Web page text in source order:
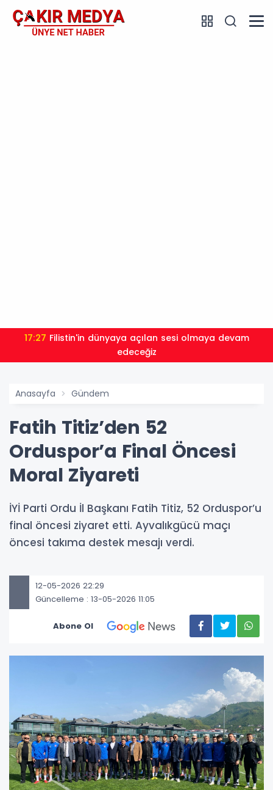
17:27
edeceğiz
Anasayfa Gündem
Fatih Titiz’den 52
Orduspor’a Final Öncesi
Moral Ziyareti
İYİ Parti Ordu İl Başkanı Fatih Titiz, 52 Orduspor’u
final öncesi ziyaret etti. Ayvalıkgücü maçı
öncesi takıma destek mesajı verdi.
12-05-2026 22:29
Güncelleme : 13-05-2026 11:05
Abone Ol